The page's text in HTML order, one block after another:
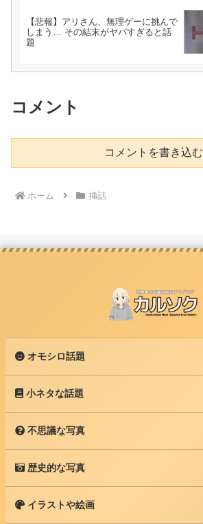
【悲報】アリさん、無理ゲーに挑んで
しまう… その結末がヤバすぎると話
題
コメント
コメントを書き込む
ホーム 挿話
オモシロ話題
小ネタな話題
不思議な写真
歴史的な写真
イラストや絵画